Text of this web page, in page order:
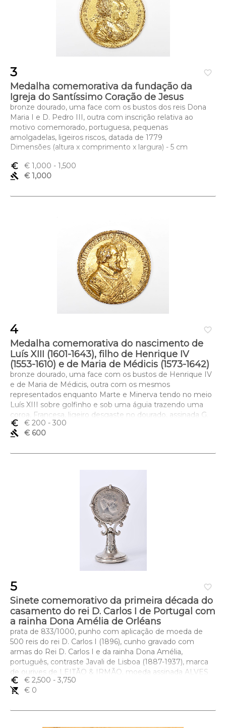
favorite_border
3
Medalha comemorativa da fundação da
Igreja do Santíssimo Coração de Jesus
bronze dourado, uma face com os bustos dos reis Dona
Maria I e D. Pedro III, outra com inscrição relativa ao
motivo comemorado, portuguesa, pequenas
amolgadelas, ligeiros riscos, datada de 1779
Dimensões (altura x comprimento x largura) - 5 cm
euro_symbol € 1,000 - 1,500
gavel
€ 1,000
favorite_border
4
Medalha comemorativa do nascimento de
Luís XIII (1601-1643), filho de Henrique IV
(1553-1610) e de Maria de Médicis (1573-1642)
bronze dourado, uma face com os bustos de Henrique IV
e de Maria de Médicis, outra com os mesmos
representados enquanto Marte e Minerva tendo no meio
Luís XIII sobre golfinho e sob uma águia trazendo uma
coroa, Francesa, ligeiro desgaste no dourado, assinada G.
DUPRÉ (Guillaume Dupré - 1574/6-1643) e datada de 1603
Dimensões (altura x comprimento x largura) - 6,5 cm
euro_symbol € 200 - 300
gavel
€ 600
favorite_border
5
Sinete comemorativo da primeira década do
casamento do rei D. Carlos I de Portugal com
a rainha Dona Amélia de Orléans
prata de 833/1000, punho com aplicação de moeda de
500 reis do rei D. Carlos I (1896), cunho gravado com
armas do Rei D. Carlos I e da rainha Dona Amélia,
português, contraste Javali de Lisboa (1887-1937), marca
de ourives de LEITÃO & IRMÃO, moeda assinada ALVES
Dimensões (altura x comprimento x largura) - 6,5 cm; Peso
- 44 g.
euro_symbol € 2,500 - 3,750
remove_shopping_cart
€ 0